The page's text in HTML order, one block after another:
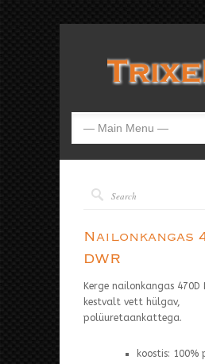
Nailonkangas
DWR
Kerge nailonkangas 470D
kestvalt vett hülgav,
polüuretaankattega.
koostis: 100%